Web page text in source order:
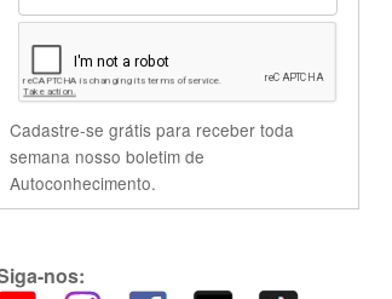
Cadastre-se grátis para receber toda
semana nosso boletim de
Autoconhecimento.
nos: